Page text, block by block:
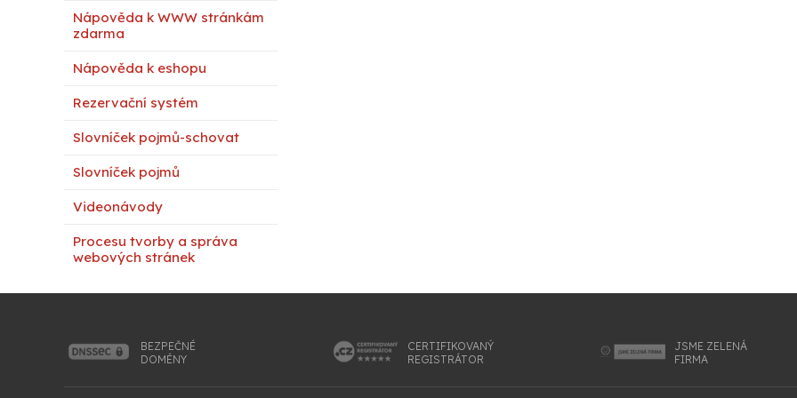
Nápověda k WWW stránkám
zdarma
Nápověda k eshopu
Rezervační systém
Slovníček pojmů-schovat
Slovníček pojmů
Videonávody
Procesu tvorby a správa
webových stránek
BEZPEČNÉ
DOMÉNY
CERTIFIKOVANÝ
REGISTRÁTOR
JSME ZELENÁ
FIRMA